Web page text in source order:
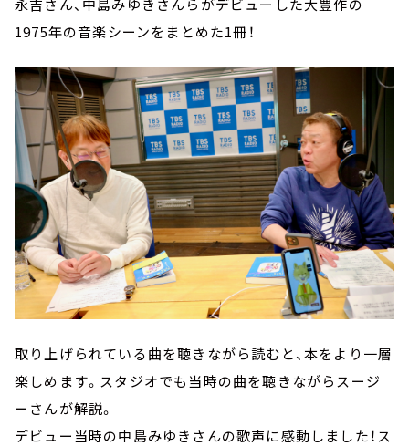
1975年の音楽シーンをまとめた1冊！
取り上げられている曲を聴きながら読むと、本をより一層
楽しめます。スタジオでも当時の曲を聴きながらスージ
ーさんが解説。
デビュー当時の中島みゆきさんの歌声に感動しました！ス